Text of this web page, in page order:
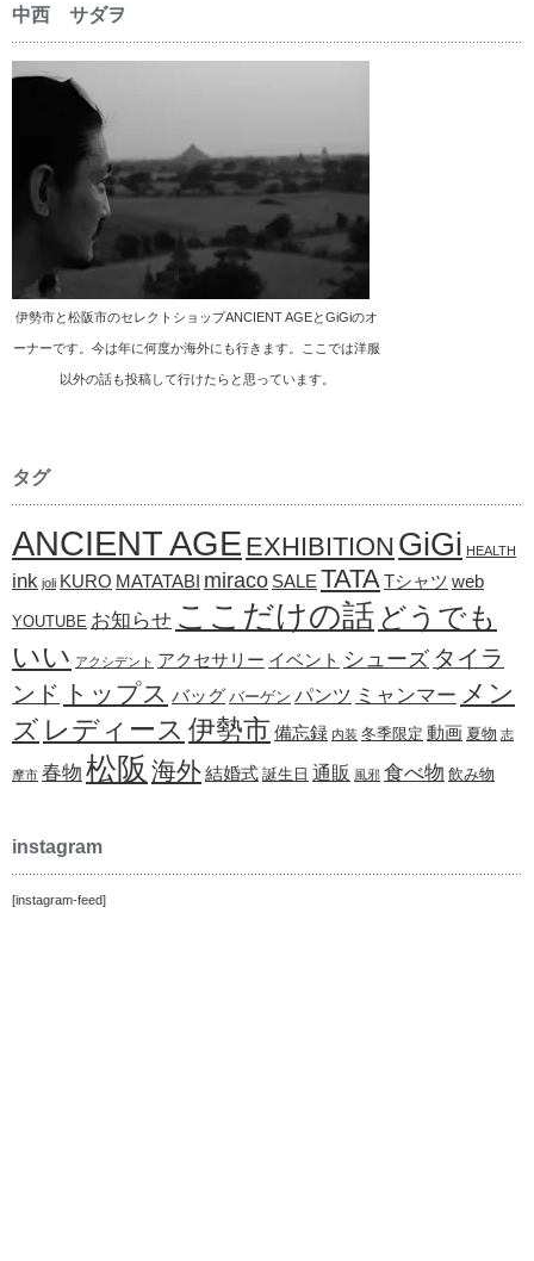
中西 サダヲ
伊勢市と松阪市のセレクトショップANCIENT AGEとGiGiのオ
ーナーです。今は年に何度か海外にも行きます。ここでは洋服
以外の話も投稿して行けたらと思っています。
タグ
ANCIENT AGE EXHIBITION GiGi HEALTH
ink joli KURO MATATABI miraco SALE TATATシャツ web
YOUTUBE お知らせ ここだけの話 どうでも
いい アクシデント アクセサリー イベント シューズ タイラ
ンド トップス バッグ バーゲン パンツ ミャンマー メン
ズ レディース 伊勢市 備忘録 内装 冬季限定 動画 夏物 志
摩市 春物 松阪 海外結婚式 誕生日 通販 風邪 食べ物 飲み物
instagram
[instagram-feed]